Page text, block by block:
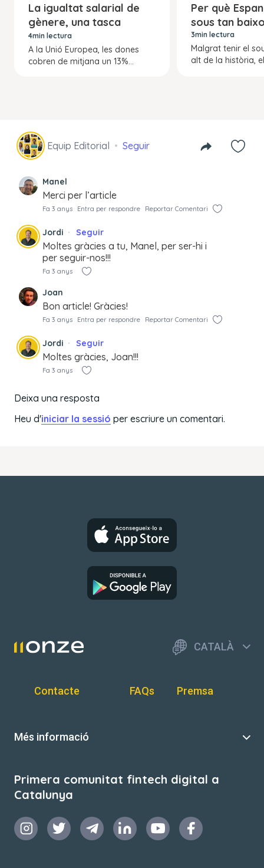
La igualtat salarial de
gènere, una tasca
pendent
4min lectura
A la Unió Europea, les dones
cobren de mitjana un 13%...
Per què
sous tan
3min lectura
Malgrat tenir el
alt de la història,
Equip Editorial Seguir
Manel
Merci per l’article
Fa 3 anys Entra per respondre Reportar Comentari
Jordi Seguir
Moltes gràcies a tu, Manel, per ser-hi i
per seguir-nos!!!
Fa 3 anys
Joan
Bon article! Gràcies!
Fa 3 anys Entra per respondre Reportar Comentari
Jordi Seguir
Moltes gràcies, Joan!!!
Fa 3 anys
Deixa una resposta
Heu d'iniciar la sessió per escriure un comentari.
CATALÀ
Contacte FAQs Premsa
Més informació
Primera comunitat fintech digital a
Catalunya